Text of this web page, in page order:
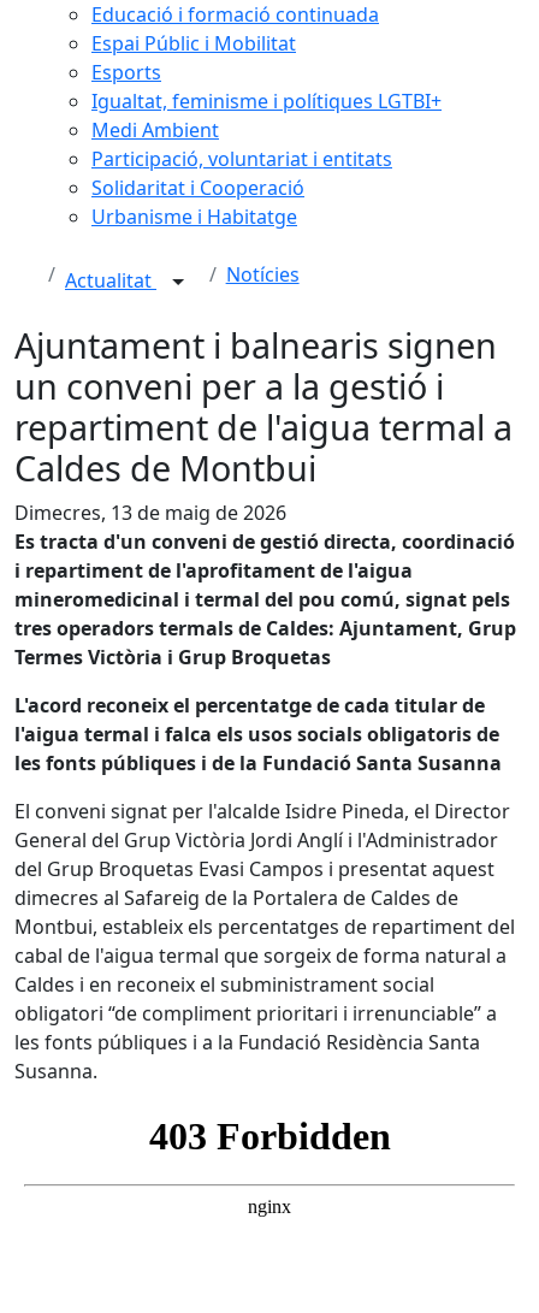
Educació i formació continuada
Espai Públic i Mobilitat
Esports
Igualtat, feminisme i polítiques LGTBI+
Medi Ambient
Participació, voluntariat i entitats
Solidaritat i Cooperació
Urbanisme i Habitatge
Actualitat Notícies
Ajuntament i balnearis signen
un conveni per a la gestió i
repartiment de l'aigua termal a
Caldes de Montbui
Dimecres, 13 de maig de 2026
Es tracta d'un conveni de gestió directa, coordinació
i repartiment de l'aprofitament de l'aigua
mineromedicinal i termal del pou comú, signat pels
tres operadors termals de Caldes: Ajuntament, Grup
Termes Victòria i Grup Broquetas
L'acord reconeix el percentatge de cada titular de
l'aigua termal i falca els usos socials obligatoris de
les fonts públiques i de la Fundació Santa Susanna
El conveni signat per l'alcalde Isidre Pineda, el Director
General del Grup Victòria Jordi Anglí i l'Administrador
del Grup Broquetas Evasi Campos i presentat aquest
dimecres al Safareig de la Portalera de Caldes de
Montbui, estableix els percentatges de repartiment del
cabal de l'aigua termal que sorgeix de forma natural a
Caldes i en reconeix el subministrament social
obligatori “de compliment prioritari i irrenunciable” a
les fonts públiques i a la Fundació Residència Santa
Susanna.